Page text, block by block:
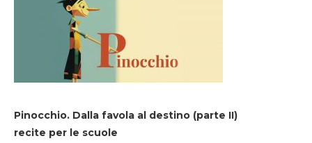
Pinocchio. Dalla favola al destino (parte II)
recite per le scuole